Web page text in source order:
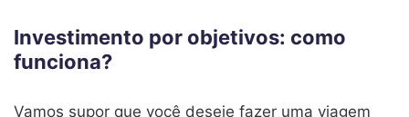
Investimento por objetivos: como
funciona?
Vamos supor que você deseje fazer uma viagem